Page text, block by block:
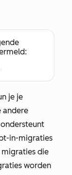
je je
andere
in-migraties
die
worden